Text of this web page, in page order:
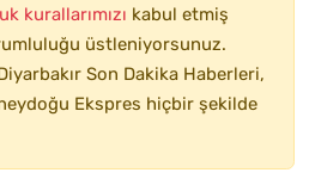
kurallarımızı kabul etmiş
üstleniyorsunuz.
Son Dakika Haberleri,
Ekspres hiçbir şekilde